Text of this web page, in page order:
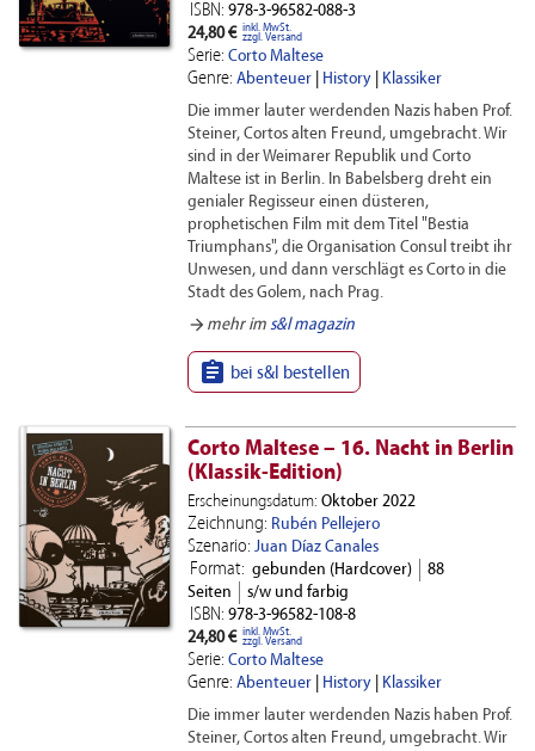
ISBN: 978-3-96582-088-3
24,80 € inkl. MwSt.
zzgl. Versand
Serie: Corto Maltese
Genre: Abenteuer| History| Klassiker
Die immer lauter werdenden Nazis haben Prof.
Steiner, Cortos alten Freund, umgebracht. Wir
sind in der Weimarer Republik und Corto
Maltese ist in Berlin. In Babelsberg dreht ein
genialer Regisseur einen düsteren,
prophetischen Film mit dem Titel "Bestia
Triumphans", die Organisation Consul treibt ihr
Unwesen, und dann verschlägt es Corto in die
Stadt des Golem, nach Prag.
arrow_forward mehr im s&l magazin
 bei s&l bestellen
Corto Maltese – 16. Nacht in Berlin
(Klassik-Edition)
Erscheinungsdatum: Oktober 2022
Zeichnung: Rubén Pellejero
Szenario: Juan Díaz Canales
Format: gebunden (Hardcover)
88
Seiten
s/w und farbig
ISBN: 978-3-96582-108-8
24,80 € inkl. MwSt.
zzgl. Versand
Serie: Corto Maltese
Genre: Abenteuer| History| Klassiker
Die immer lauter werdenden Nazis haben Prof.
Steiner, Cortos alten Freund, umgebracht. Wir